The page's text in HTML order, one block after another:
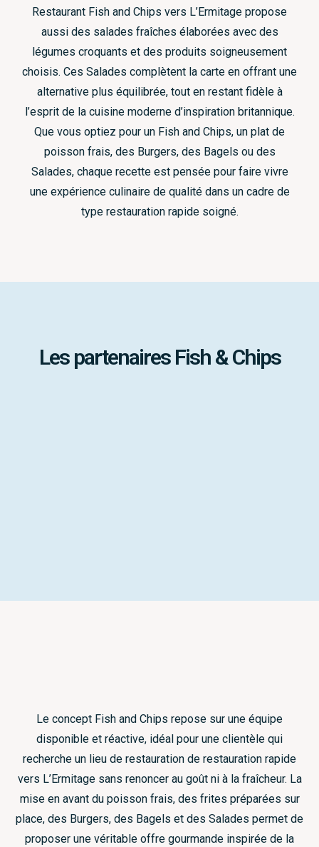
Restaurant Fish and Chips vers L’Ermitage propose
aussi des salades fraîches élaborées avec des
légumes croquants et des produits soigneusement
choisis. Ces Salades complètent la carte en offrant une
alternative plus équilibrée, tout en restant fidèle à
l’esprit de la cuisine moderne d’inspiration britannique.
Que vous optiez pour un Fish and Chips, un plat de
poisson frais, des Burgers, des Bagels ou des
Salades, chaque recette est pensée pour faire vivre
une expérience culinaire de qualité dans un cadre de
type restauration rapide soigné.
Les partenaires Fish & Chips
Le concept Fish and Chips repose sur une équipe
disponible et réactive, idéal pour une clientèle qui
recherche un lieu de restauration de restauration rapide
vers L’Ermitage sans renoncer au goût ni à la fraîcheur. La
mise en avant du poisson frais, des frites préparées sur
place, des Burgers, des Bagels et des Salades permet de
proposer une véritable offre gourmande inspirée de la